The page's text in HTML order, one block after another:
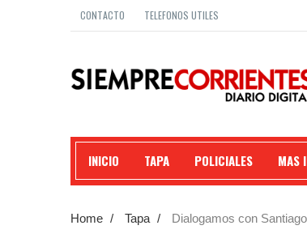
CONTACTO TELEFONOS UTILES
INICIO TAPA POLICIALES MAS
Home / Tapa / Dialogamos con